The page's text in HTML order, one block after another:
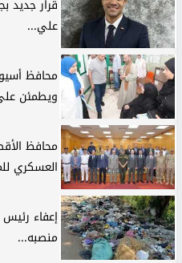
قرار جديد
علي...
محافظ
ويطمئن
محافظ
العسكري
إعفاء
منصبه...